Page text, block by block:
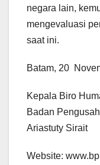
negara lain,
mengevaluasi
saat ini.
Batam, 20
Kepala Biro
Badan
Ariastuty Sirait
Website: